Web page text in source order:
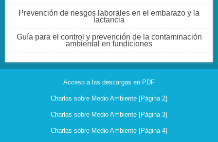
Prevención de riesgos laborales en el embarazo y la
lactancia
Guía para el control y prevención de la contaminación
ambiental en fundiciones
Acceso a las descargas en PDF
Charlas sobre Medio Ambiente [Página 2]
Charlas sobre Medio Ambiente [Página 3]
Charlas sobre Medio Ambiente [Página 4]